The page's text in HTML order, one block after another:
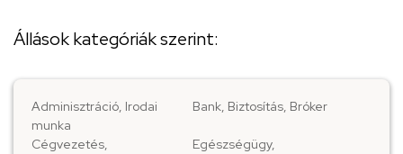
Állások kategóriák szerint:
Adminisztráció, Irodai
munka
Bank, Biztosítás, Bróker
Cégvezetés,
Egészségügy,